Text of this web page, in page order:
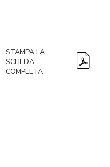
STAMPA LA
SCHEDA
COMPLETA